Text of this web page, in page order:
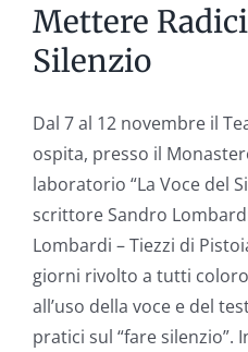
Mettere
Silenzio
Dal 7 al 12 novembre il
ospita, presso il
laboratorio “La Voce del
scrittore Sandro
Lombardi – Tiezzi di
giorni rivolto a tutti
all’uso della voce e del
pratici sul “fare silenzio”.